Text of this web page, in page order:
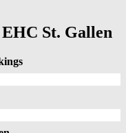
St. Gallen